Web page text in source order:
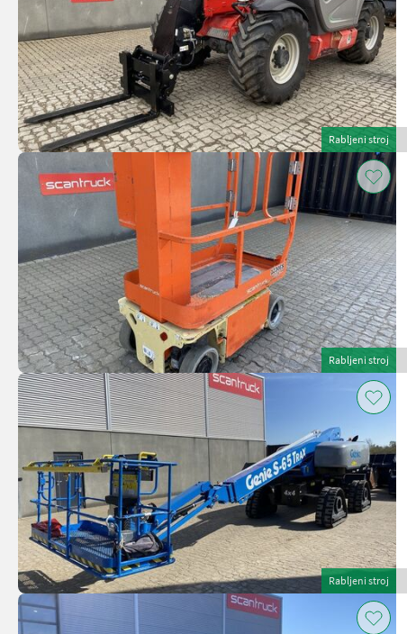
Rabljeni stroj
Rabljeni stroj
Rabljeni stroj